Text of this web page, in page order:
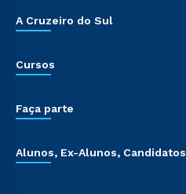
A Cruzeiro do Sul
Cursos
Faça parte
Alunos, Ex-Alunos, Candidatos